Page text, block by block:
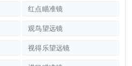
红点瞄准镜
观鸟望远镜
视得乐望远镜